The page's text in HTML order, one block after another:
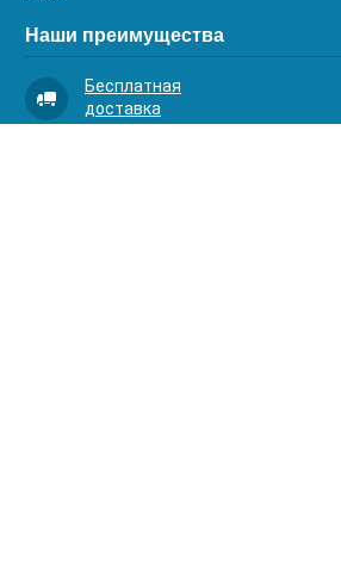
Наши преимущества
Бесплатная
доставка